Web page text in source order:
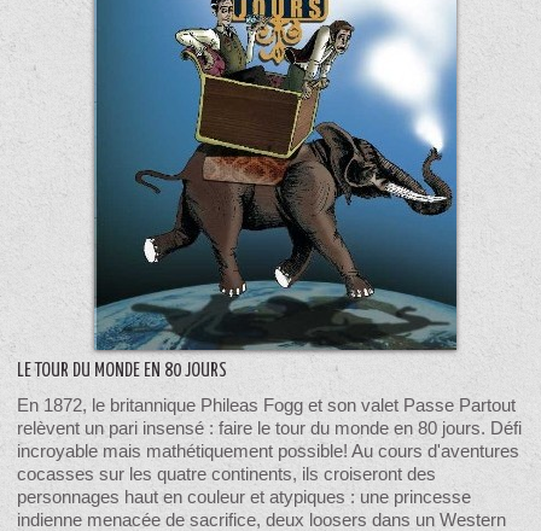
LE TOUR DU MONDE EN 80 JOURS
En 1872, le britannique Phileas Fogg et son valet Passe Partout
relèvent un pari insensé : faire le tour du monde en 80 jours. Défi
incroyable mais mathétiquement possible! Au cours d'aventures
cocasses sur les quatre continents, ils croiseront des
personnages haut en couleur et atypiques : une princesse
indienne menacée de sacrifice, deux loosers dans un Western